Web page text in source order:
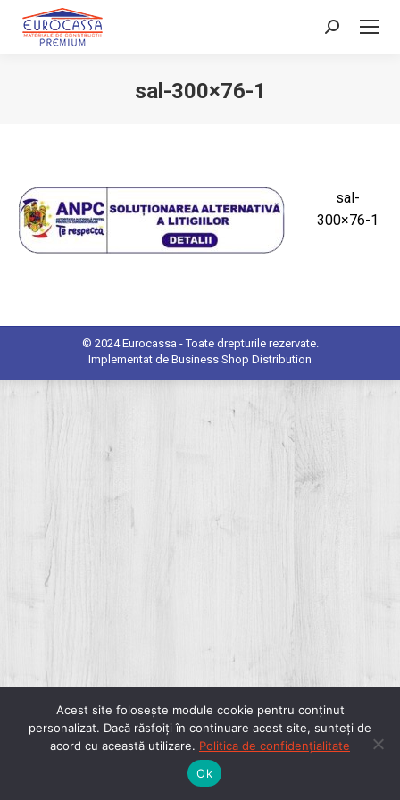
Search:
sal-300×76-1
sal-
300×76-1
© 2024 Eurocassa - Toate drepturile rezervate.
Implementat de Business Shop Distribution
Acest site folosește module cookie pentru conținut
personalizat. Dacă răsfoiți în continuare acest site, sunteți de
acord cu această utilizare. Politica de confidențialitate
Ok